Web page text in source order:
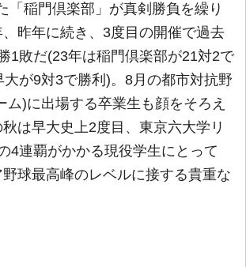
「稲門倶楽部」が真剣勝負を繰り
昨年に続き、3度目の開催で過去
1敗だ(23年は稲門倶楽部が21対2で
大が9対3で勝利)。8月の都市対抗野
ム)に出場する卒業生も顔をそろえ
は早大史上2度目、東京六大学リ
4連覇がかかる現役学生にとって
球最高峰のレベルに接する貴重な